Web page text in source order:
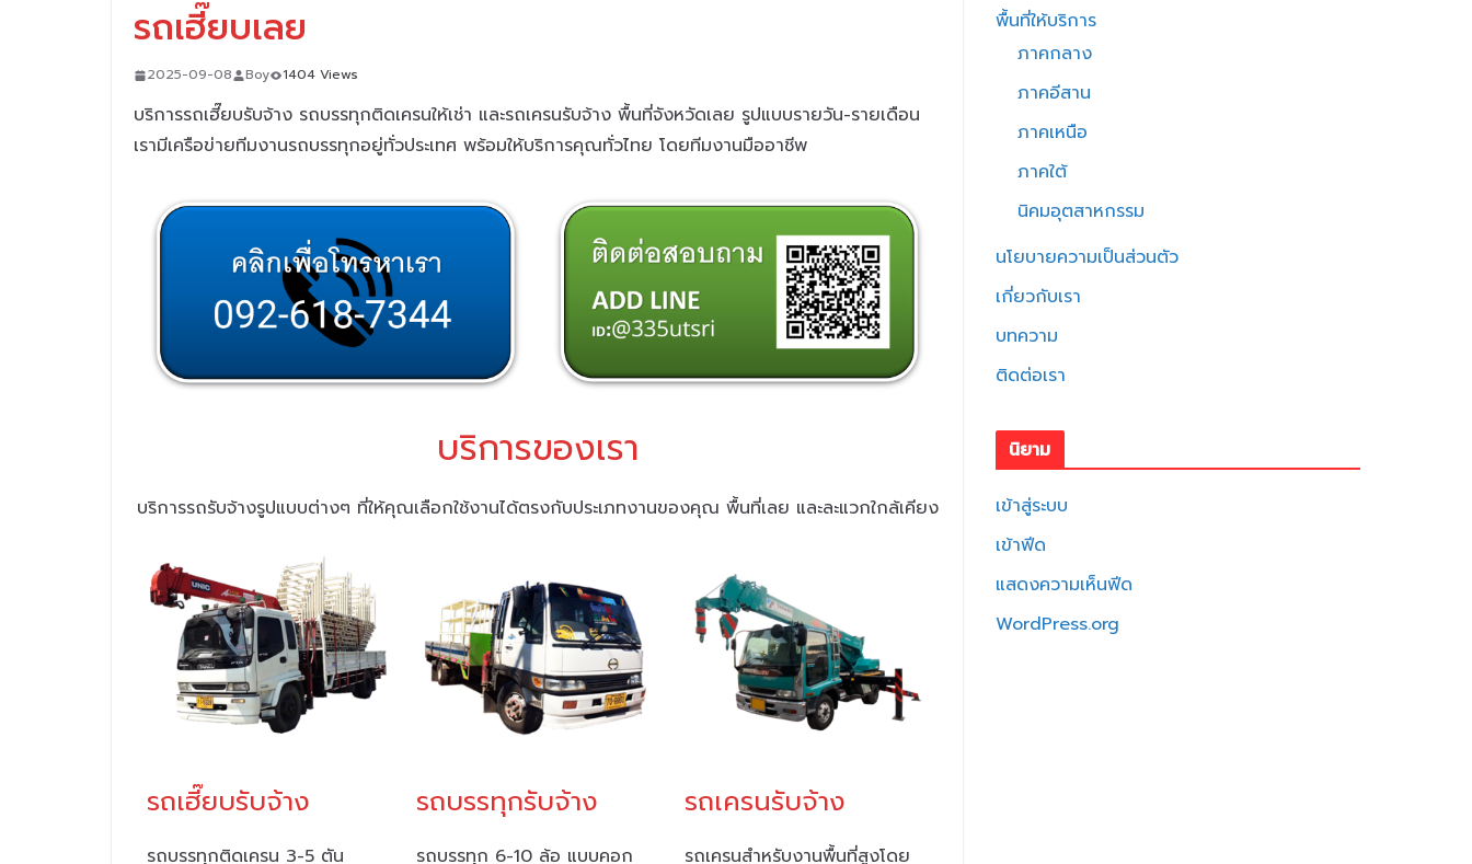
รถเฮี๊ยบเลย
2025-09-08 Boy 1404 Views
บริการรถเฮี๊ยบรับจ้าง รถบรรทุกติดเครนให้เช่า และรถเครนรับจ้าง พื้นที่จังหวัดเลย รูปแบบรายวัน-รายเดือน
เรามีเครือข่ายทีมงานรถบรรทุกอยู่ทั่วประเทศ พร้อมให้บริการคุณทั่วไทย โดยทีมงานมืออาชีพ
บริการของเรา
บริการรถรับจ้างรูปแบบต่างๆ ที่ให้คุณเลือกใช้งานได้ตรงกับประเภทงานของคุณ พื้นที่เลย และละแวกใกล้เคียง
รถเฮี๊ยบรับจ้าง
รถบรรทุกติดเครน 3-5 ตัน
รถบรรทุกรับจ้าง
รถบรรทุก 6-10 ล้อ แบบคอก
รถเครนรับจ้าง
รถเครนสำหรับงานพื้นที่สูงโดย
พื้นที่ให้บริการ
ภาคกลาง
ภาคอีสาน
ภาคเหนือ
ภาคใต้
นิคมอุตสาหกรรม
นโยบายความเป็นส่วนตัว
เกี่ยวกับเรา
บทความ
ติดต่อเรา
นิยาม
เข้าสู่ระบบ
เข้าฟีด
แสดงความเห็นฟีด
WordPress.org